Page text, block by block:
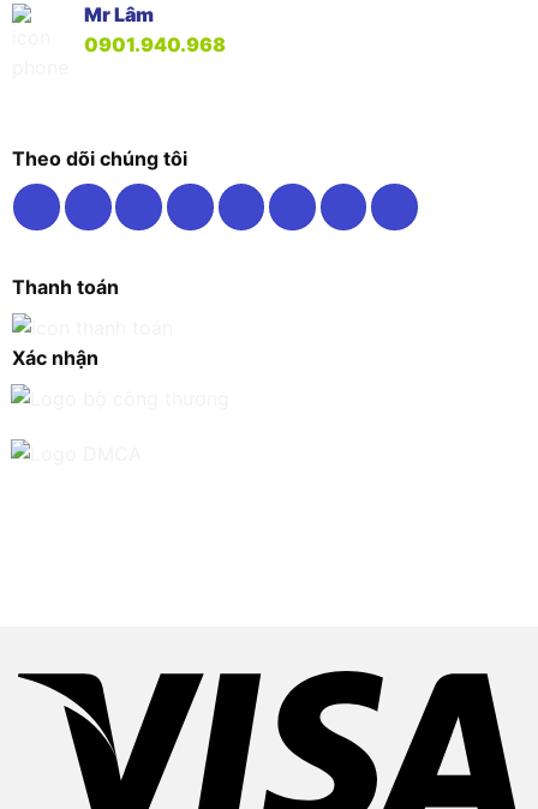
Mr Lâm
0901.940.968
Theo dõi chúng tôi
Thanh toán
Xác nhận